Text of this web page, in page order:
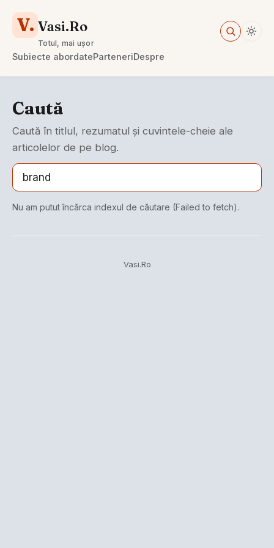
V. Vasi.Ro
Totul, mai ușor
Subiecte abordateParteneriDespre
Caută
Caută în titlul, rezumatul și cuvintele-cheie ale
articolelor de pe blog.
Nu am putut încărca indexul de căutare (Failed to fetch).
Vasi.Ro